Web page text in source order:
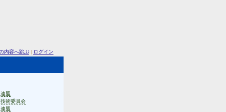
内容へ跳ぶ | ログイン
盟
術委員会
盟